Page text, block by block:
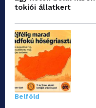
tokiói állatkert
Belföld